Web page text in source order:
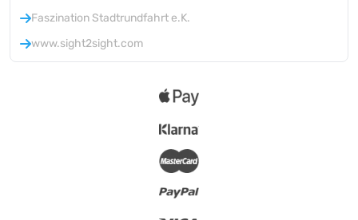
Faszination Stadtrundfahrt e.K.
www.sight2sight.com